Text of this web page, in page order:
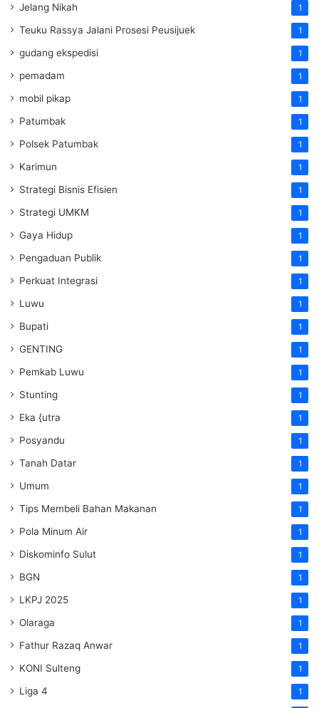
Jelang Nikah 1
Teuku Rassya Jalani Prosesi Peusijuek 1
gudang ekspedisi 1
pemadam 1
mobil pikap 1
Patumbak 1
Polsek Patumbak 1
Karimun 1
Strategi Bisnis Efisien 1
Strategi UMKM 1
Gaya Hidup 1
Pengaduan Publik 1
Perkuat Integrasi 1
Luwu 1
Bupati 1
GENTING 1
Pemkab Luwu 1
Stunting 1
Eka {utra 1
Posyandu 1
Tanah Datar 1
Umum 1
Tips Membeli Bahan Makanan 1
Pola Minum Air 1
Diskominfo Sulut 1
BGN 1
LKPJ 2025 1
Olaraga 1
Fathur Razaq Anwar 1
KONI Sulteng 1
Liga 4 1